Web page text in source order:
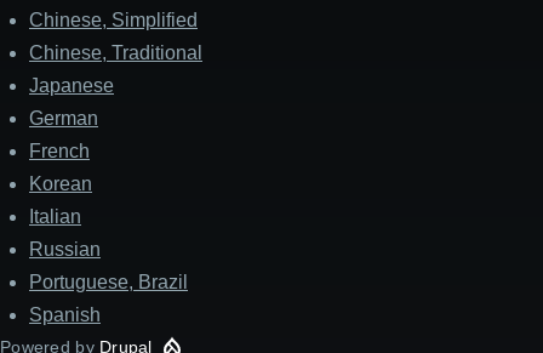
Chinese, Simplified
Chinese, Traditional
Japanese
German
French
Korean
Italian
Russian
Portuguese, Brazil
Spanish
Powered by Drupal